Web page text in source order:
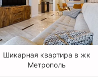
Шикарная квартира в жк
Метрополь